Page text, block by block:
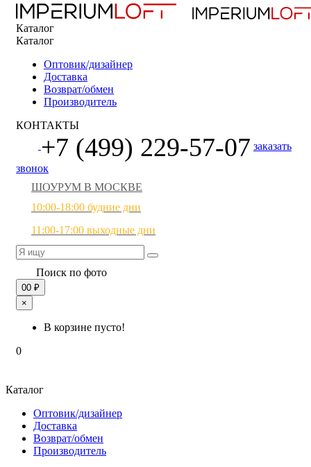
Каталог
Каталог
Оптовик/дизайнер
Доставка
Возврат/обмен
Производитель
КОНТАКТЫ
+7 (499) 229-57-07 заказать
звонок
ШОУРУМ В МОСКВЕ
10:00-18:00 будние дни
11:00-17:00 выходные дни
Поиск по фото
00 ₽
×
В корзине пусто!
0
Каталог
Оптовик/дизайнер
Доставка
Возврат/обмен
Производитель